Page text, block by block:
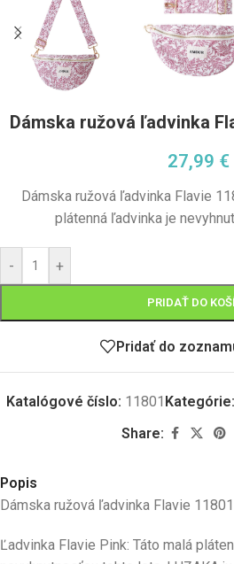
Dámska ružová ľadvinka
27,99 €
Dámska ružová ľadvinka Flavie
plátenná ľadvinka je
- +
PRIDAŤ DO
Pridať do
Katalógové číslo: 11801 Kategórie:
Share:
Popis
Dámska ružová ľadvinka Flavie
Ľadvinka Flavie Pink: Táto malá